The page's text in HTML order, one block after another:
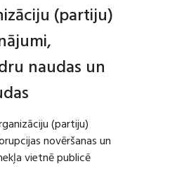
(partiju)
naudas un
(partiju)
novēršanas un
vietnē publicē